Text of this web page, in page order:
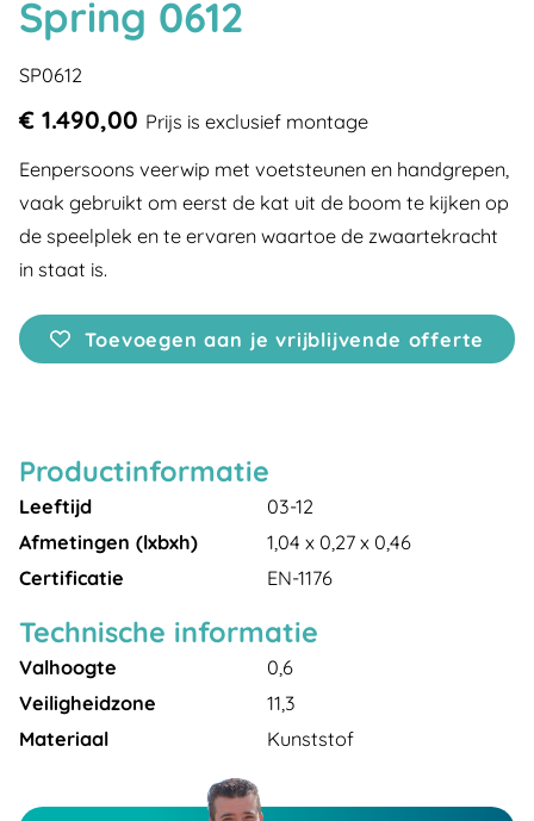
Spring 0612
SP0612
€ 1.490,00 Prijs is exclusief montage
Eenpersoons veerwip met voetsteunen en handgrepen,
vaak gebruikt om eerst de kat uit de boom te kijken op
de speelplek en te ervaren waartoe de zwaartekracht
in staat is.
Toevoegen aan je vrijblijvende offerte
Productinformatie
Leeftijd
03-12
Afmetingen (lxbxh)
1,04 x 0,27 x 0,46
Certificatie
EN-1176
Technische informatie
Valhoogte
0,6
Veiligheidzone
11,3
Materiaal
Kunststof